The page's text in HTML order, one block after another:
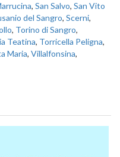
, San Salvo, San Vito
del Sangro, Scerni,
, Torino di Sangro,
Teatina, Torricella Peligna,
Maria, Villalfonsina,